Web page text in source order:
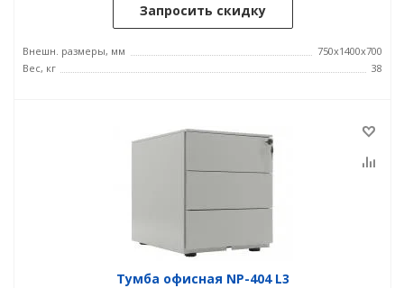
Запросить скидку
Внешн. размеры, мм
750x1400x700
Вес, кг
38
Тумба офисная NP-404 L3